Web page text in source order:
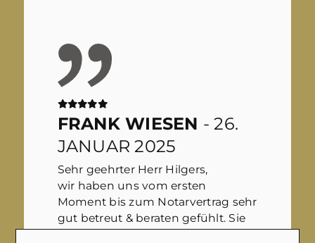
FRANK WIESEN - 26.
JANUAR 2025
Sehr geehrter Herr Hilgers,
wir haben uns vom ersten
Moment bis zum Notarvertrag sehr
gut betreut & beraten gefühlt. Sie